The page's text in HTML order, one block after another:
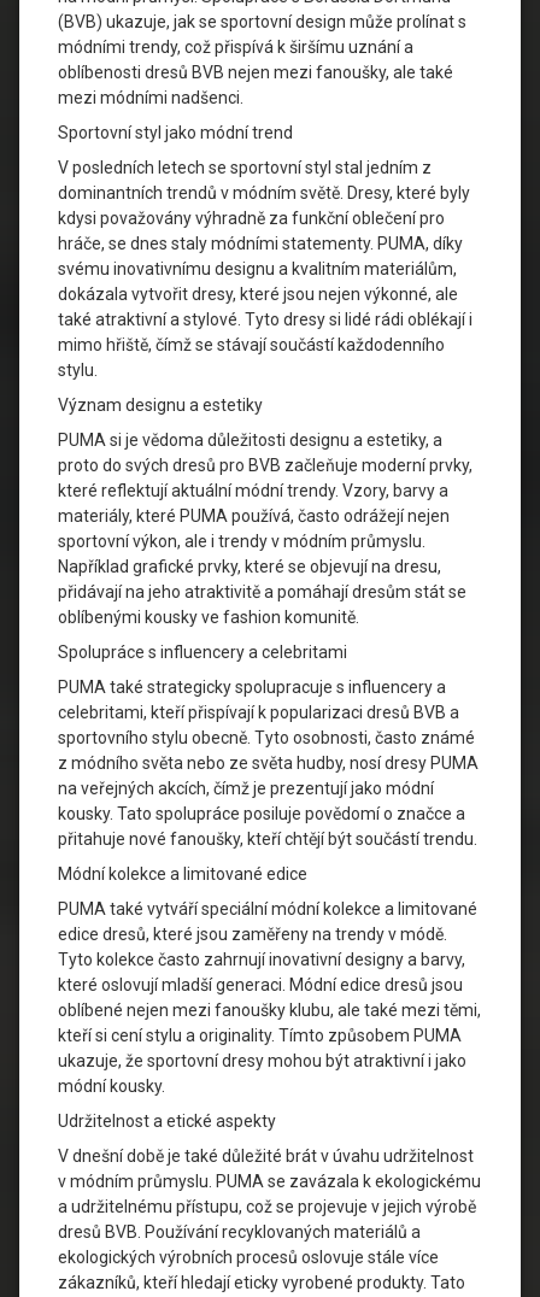
(BVB) ukazuje, jak se sportovní design může prolínat s
módními trendy, což přispívá k širšímu uznání a
oblíbenosti dresů BVB nejen mezi fanoušky, ale také
mezi módními nadšenci.
Sportovní styl jako módní trend
V posledních letech se sportovní styl stal jedním z
dominantních trendů v módním světě. Dresy, které byly
kdysi považovány výhradně za funkční oblečení pro
hráče, se dnes staly módními statementy. PUMA, díky
svému inovativnímu designu a kvalitním materiálům,
dokázala vytvořit dresy, které jsou nejen výkonné, ale
také atraktivní a stylové. Tyto dresy si lidé rádi oblékají i
mimo hřiště, čímž se stávají součástí každodenního
stylu.
Význam designu a estetiky
PUMA si je vědoma důležitosti designu a estetiky, a
proto do svých dresů pro BVB začleňuje moderní prvky,
které reflektují aktuální módní trendy. Vzory, barvy a
materiály, které PUMA používá, často odrážejí nejen
sportovní výkon, ale i trendy v módním průmyslu.
Například grafické prvky, které se objevují na dresu,
přidávají na jeho atraktivitě a pomáhají dresům stát se
oblíbenými kousky ve fashion komunitě.
Spolupráce s influencery a celebritami
PUMA také strategicky spolupracuje s influencery a
celebritami, kteří přispívají k popularizaci dresů BVB a
sportovního stylu obecně. Tyto osobnosti, často známé
z módního světa nebo ze světa hudby, nosí dresy PUMA
na veřejných akcích, čímž je prezentují jako módní
kousky. Tato spolupráce posiluje povědomí o značce a
přitahuje nové fanoušky, kteří chtějí být součástí trendu.
Módní kolekce a limitované edice
PUMA také vytváří speciální módní kolekce a limitované
edice dresů, které jsou zaměřeny na trendy v módě.
Tyto kolekce často zahrnují inovativní designy a barvy,
které oslovují mladší generaci. Módní edice dresů jsou
oblíbené nejen mezi fanoušky klubu, ale také mezi těmi,
kteří si cení stylu a originality. Tímto způsobem PUMA
ukazuje, že sportovní dresy mohou být atraktivní i jako
módní kousky.
Udržitelnost a etické aspekty
V dnešní době je také důležité brát v úvahu udržitelnost
v módním průmyslu. PUMA se zavázala k ekologickému
a udržitelnému přístupu, což se projevuje v jejich výrobě
dresů BVB. Používání recyklovaných materiálů a
ekologických výrobních procesů oslovuje stále více
zákazníků, kteří hledají eticky vyrobené produkty. Tato